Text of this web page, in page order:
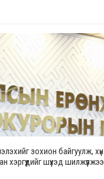
зохион байгуулж, хүн
хэргүүдийг шүүхэд шилжүүлжээ